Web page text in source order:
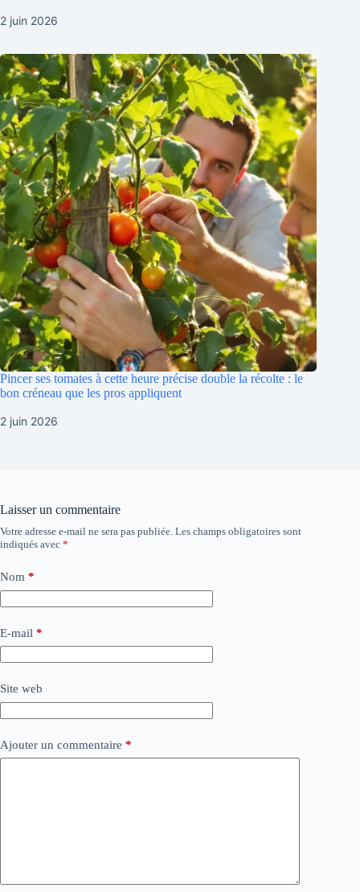
2 juin 2026
Pincer ses tomates à cette heure précise double la récolte : le
bon créneau que les pros appliquent
2 juin 2026
Laisser un commentaire
Votre adresse e-mail ne sera pas publiée. Les champs obligatoires sont
indiqués avec *
Nom *
E-mail *
Site web
Ajouter un commentaire *